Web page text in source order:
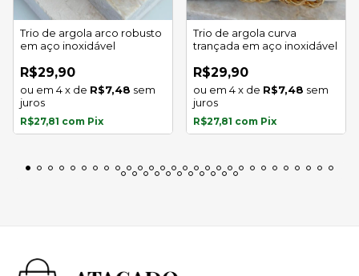
Trio de argola arco robusto
em aço inoxidável
R$29,90
4x de R$7,48 sem
juros
R$27,81 com Pix
Trio de argola curva
trançada em aço inoxidável
R$29,90
4x de R$7,48 sem
juros
R$27,81 com Pix